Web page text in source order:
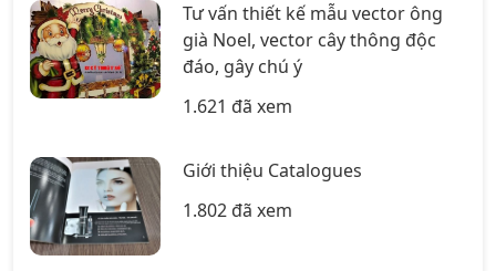
Tư vấn thiết kế mẫu vector ông
già Noel, vector cây thông độc
đáo, gây chú ý
1.621 đã xem
Giới thiệu Catalogues
1.802 đã xem